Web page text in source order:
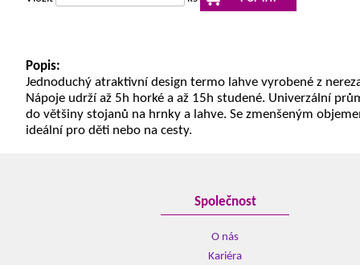
Popis:
Jednoduchý atraktivní design termo lahve vyrobené z
Nápoje udrží až 5h horké a až 15h studené. Univerzální
do většiny stojanů na hrnky a lahve. Se zmenšeným
ideální pro děti nebo na cesty.
Společnost
O nás
Kariéra